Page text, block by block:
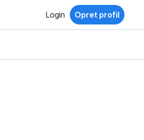
Login Opret profil